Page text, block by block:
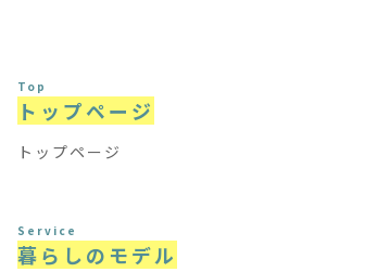
Top
トップページ
トップページ
Service
暮らしのモデル